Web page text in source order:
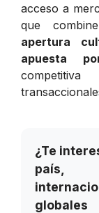
acceso a
que
apertura
apuesta
¿Te
país,